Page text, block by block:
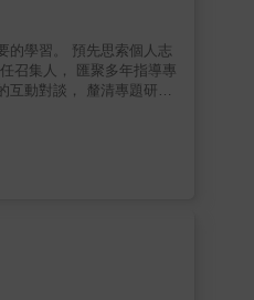
字精煉思考，提升自主學
考點對應的練習題，速收
北市立景美女中校長周寤
陳汶靖／臺北市立西松高
暨《閱讀理解》總編輯黃
高中校長楊鵬耀／國立斗